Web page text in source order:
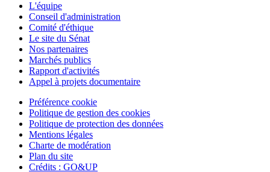
L'équipe
Conseil d'administration
Comité d'éthique
Le site du Sénat
Nos partenaires
Marchés publics
Rapport d'activités
Appel à projets documentaire
Préférence cookie
Politique de gestion des cookies
Politique de protection des données
Mentions légales
Charte de modération
Plan du site
Crédits : GO&UP